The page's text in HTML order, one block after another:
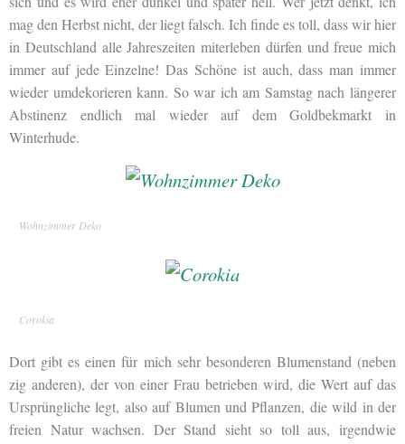
mag den Herbst nicht, der liegt falsch. Ich finde es toll, dass wir hier
in Deutschland alle Jahreszeiten miterleben dürfen und freue mich
immer auf jede Einzelne! Das Schöne ist auch, dass man immer
wieder umdekorieren kann. So war ich am Samstag nach längerer
Abstinenz endlich mal wieder auf dem Goldbekmarkt in
Winterhude.
Wohnzimmer Deko
Corokia
Dort gibt es einen für mich sehr besonderen Blumenstand (neben
zig anderen), der von einer Frau betrieben wird, die Wert auf das
Ursprüngliche legt, also auf Blumen und Pflanzen, die wild in der
freien Natur wachsen. Der Stand sieht so toll aus, irgendwie